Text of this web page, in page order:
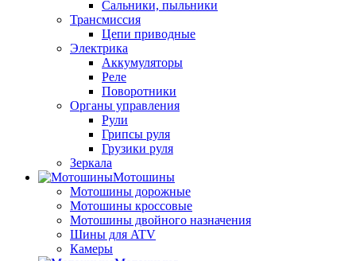
Сальники, пыльники
Трансмиссия
Цепи приводные
Электрика
Аккумуляторы
Реле
Поворотники
Органы управления
Рули
Грипсы руля
Грузики руля
Зеркала
Мотошины
Мотошины дорожные
Мотошины кроссовые
Мотошины двойного назначения
Шины для ATV
Камеры